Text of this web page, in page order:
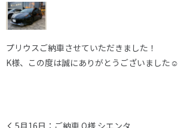
プリウスご納車させていただきました！
K様、この度は誠にありがとうございました☺
5月16日：ご納車 O様 シエンタ